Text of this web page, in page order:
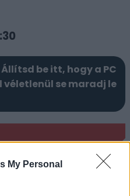
My Personal
be itt, hogy a PC
se maradj le
az új The Witcher-